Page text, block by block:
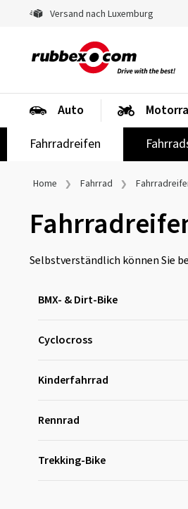
Versand nach Luxemburg
Auto
Fahrradreifen
Home Fahrrad
Selbstverständlich können Sie
BMX- & Dirt-Bike
Cyclocross
Kinderfahrrad
Rennrad
Trekking-Bike